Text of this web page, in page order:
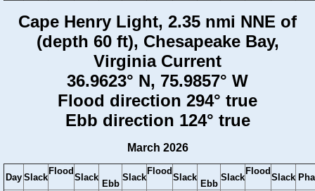
Cape Henry Light, 2.35 nmi NNE of
(depth 60 ft), Chesapeake Bay,
Virginia Current
36.9623° N, 75.9857° W
Flood direction 294° true
Ebb direction 124° true
March 2026
Day Slack
Flood
Slack
Ebb
Slack
Flood
Slack
Ebb
Slack
Flood
Slack